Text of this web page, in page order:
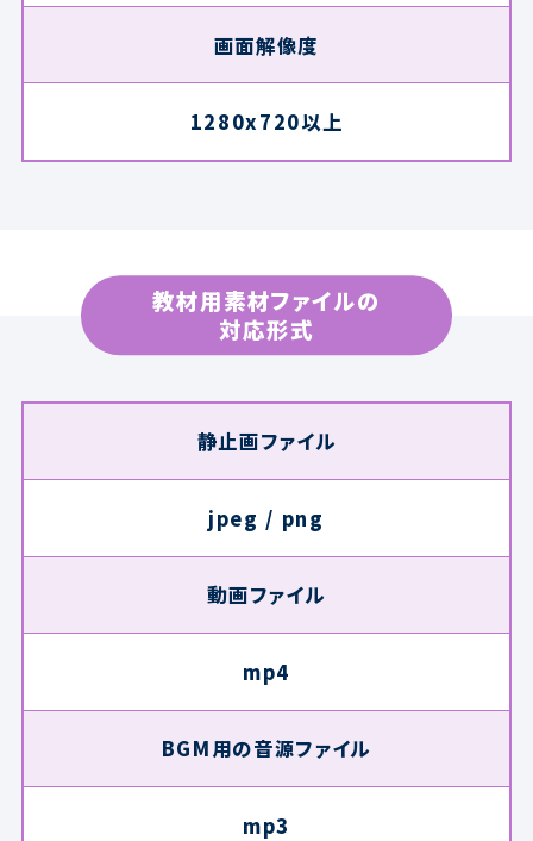
画面解像度
1280x720以上
教材用素材ファイルの
対応形式
静止画ファイル
jpeg / png
動画ファイル
mp4
BGM用の音源ファイル
mp3